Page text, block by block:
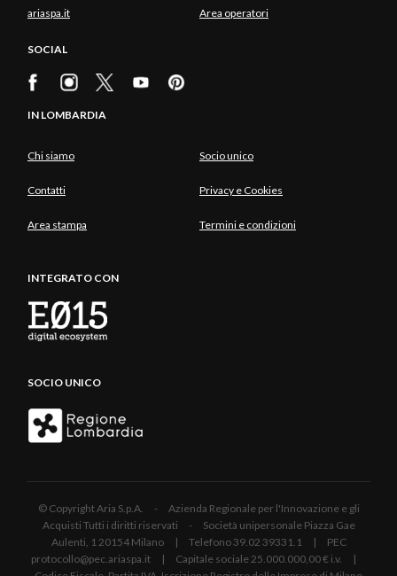
ariaspa.it Area operatori
SOCIAL
IN LOMBARDIA
Chi siamo Socio unico
Contatti Privacy e Cookies
Area stampa Termini e condizioni
INTEGRATO CON
SOCIO UNICO
© Copyright Aria S.p.A. - Azienda Regionale per l'Innovazione e gli
Acquisti Tutti i diritti riservati - Società unipersonale Piazza Gae
Aulenti, 1 20154 Milano | Telefono 39.02 39331.1 | PEC
protocollo@pec.ariaspa.it | Capitale sociale 25.000.000,00 € i.v. |